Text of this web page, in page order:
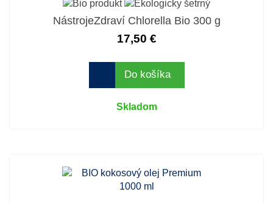
NástrojeZdraví Chlorella Bio 300 g
17,50 €
Do košíka
Skladom